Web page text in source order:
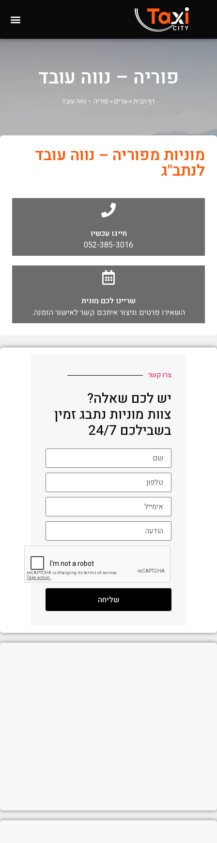
פוריה – נווה עובד
דף הבית» ערים » פוריה – נווה עובד
מוניות מפוריה – נווה עובד
לנתב"ג
חייגו עכשיו
052-385-3016
שריינו לכם מונית
השאירו פרטים וניצור איתכם קשר לאישור הזמנה.
צרו קשר
יש לכם שאלה?
צוות מוניות נתבג זמין
בשבילכם 24/7
שליחה